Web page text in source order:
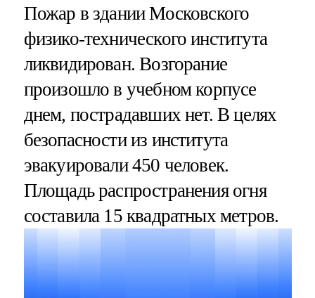
Пожар в здании Московского
физико-технического института
ликвидирован. Возгорание
произошло в учебном корпусе
днем, пострадавших нет. В целях
безопасности из института
эвакуировали 450 человек.
Площадь распространения огня
составила 15 квадратных метров.